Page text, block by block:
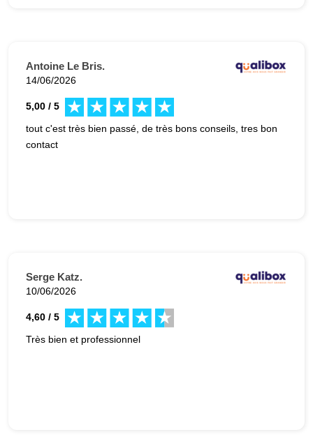
Antoine Le Bris.
14/06/2026
5,00 / 5
tout c'est très bien passé, de très bons conseils, tres bon
contact
Serge Katz.
10/06/2026
4,60 / 5
Très bien et professionnel